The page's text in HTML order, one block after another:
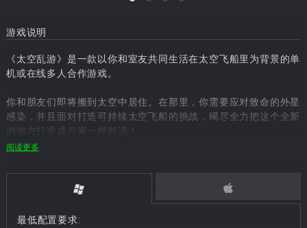
游戏说明
《太空乱游》是一款以你和室友共同生活在太空飞船里为背景的单
机或在线多人合作游戏。
你和朋友们即将搬到太空中居住。在那里，你需要应对致命的外星
感染，并且面对打造可持续太空飞船的挑战，竭尽全力把这个全新
的地方打造成与家一样舒适！
当沙发休闲遇上策略
每场比赛都是在一个程序生成的太空船屋上开始的，比赛要求你通
过最佳规划和团队合作技能，把这里打造得干净舒适。如果你和朋
友们想把这乱七八糟的地方称为家的话，你们将需要生产资源、回
收垃圾和太空粘液、购买和开发新科技，并且互相照顾彼此。
阅读更多
最低配置要求: